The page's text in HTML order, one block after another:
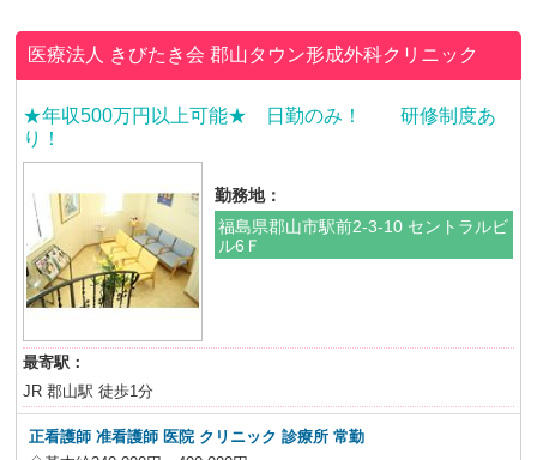
医療法人 きびたき会郡山タウン形成外科クリニック
★年収500万円以上可能★ 日勤のみ！ 研修制度あ
り！
勤務地：
福島県郡山市駅前2-3-10 セントラルビ
ル6Ｆ
最寄駅：
JR 郡山駅 徒歩1分
正看護師 准看護師 医院 クリニック 診療所 常勤